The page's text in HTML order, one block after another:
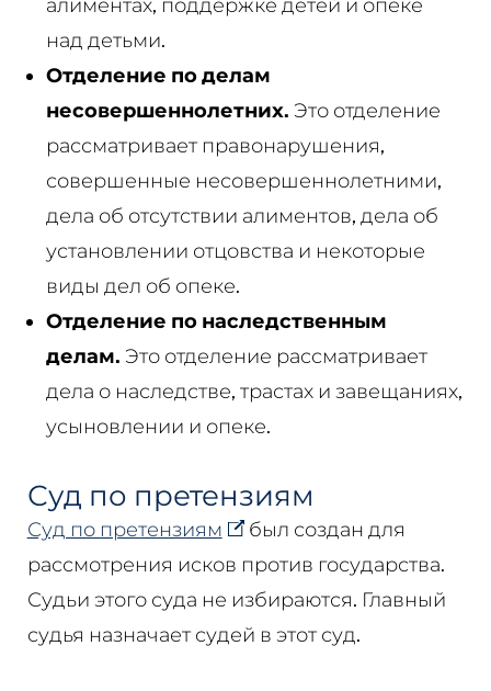
алиментах, поддержке детей и опеке
над детьми.
Отделение по делам
несовершеннолетних. Это отделение
рассматривает правонарушения,
совершенные несовершеннолетними,
дела об отсутствии алиментов, дела об
установлении отцовства и некоторые
виды дел об опеке.
Отделение по наследственным
делам. Это отделение рассматривает
дела о наследстве, трастах и завещаниях,
усыновлении и опеке.
Суд по претензиям
Суд по претензиям
был создан для
рассмотрения исков против государства.
Судьи этого суда не избираются. Главный
судья назначает судей в этот суд.